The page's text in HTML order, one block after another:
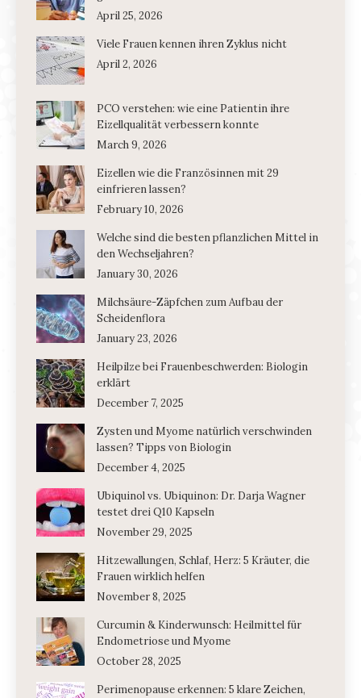
April 25, 2026
Viele Frauen kennen ihren Zyklus nicht
April 2, 2026
PCO verstehen: wie eine Patientin ihre
Eizellqualität verbessern konnte
March 9, 2026
Eizellen wie die Französinnen mit 29
einfrieren lassen?
February 10, 2026
Welche sind die besten pflanzlichen Mittel in
den Wechseljahren?
January 30, 2026
Milchsäure-Zäpfchen zum Aufbau der
Scheidenflora
January 23, 2026
Heilpilze bei Frauenbeschwerden: Biologin
erklärt
December 7, 2025
Zysten und Myome natürlich verschwinden
lassen? Tipps von Biologin
December 4, 2025
Ubiquinol vs. Ubiquinon: Dr. Darja Wagner
testet drei Q10 Kapseln
November 29, 2025
Hitzewallungen, Schlaf, Herz: 5 Kräuter, die
Frauen wirklich helfen
November 8, 2025
Curcumin & Kinderwunsch: Heilmittel für
Endometriose und Myome
October 28, 2025
Perimenopause erkennen: 5 klare Zeichen,